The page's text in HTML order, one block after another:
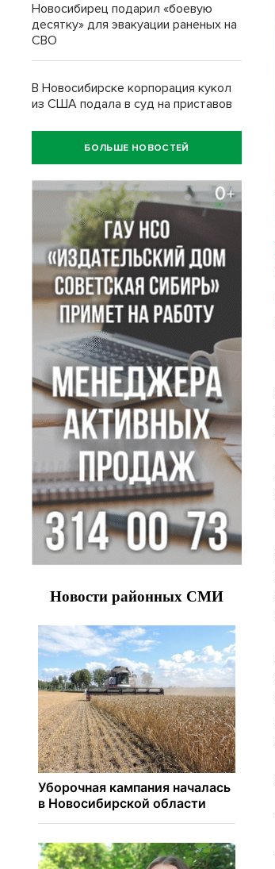
Новосибирец подарил «боевую
десятку» для эвакуации раненых на
СВО
В Новосибирске корпорация кукол
из США подала в суд на приставов
БОЛЬШЕ НОВОСТЕЙ